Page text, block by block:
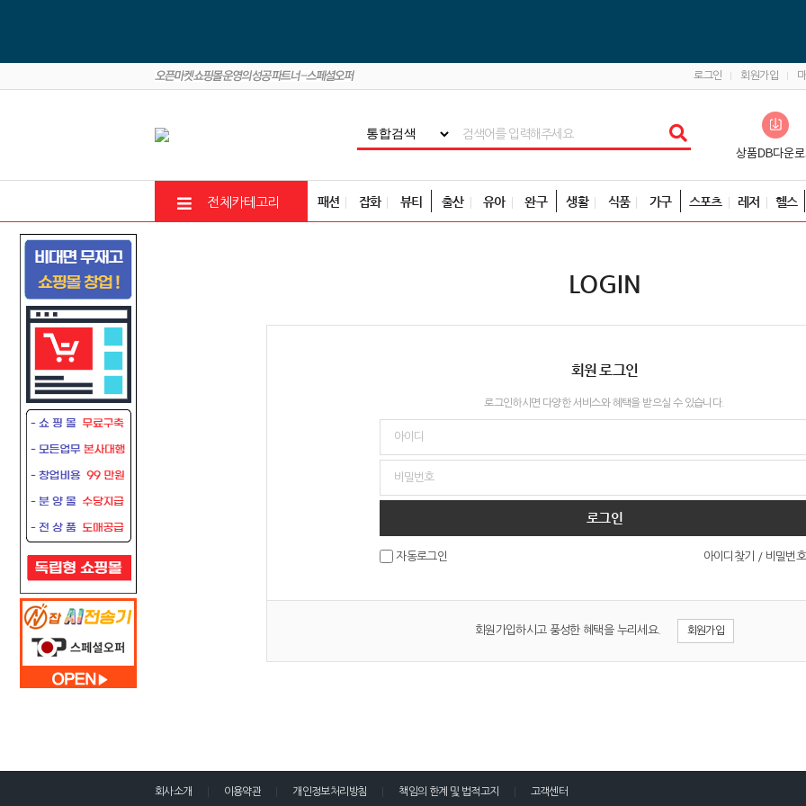
로그인 회원가입
전체카테고리 패션 잡화 뷰티 출산 유아 완구 생활 식품 가구 스포츠 레저 헬스
LOGIN
회원 로그인
로그인하시면 다양한 서비스와 혜택을 받으실 수 있습니다.
로그인
자동로그인 아이디찾기 / 비밀번
회원가입하시고 풍성한 혜택을 누리세요. 회원가입
회사소개 이용약관 개인정보처리방침 책임의 한계 및 법적고지 고객센터